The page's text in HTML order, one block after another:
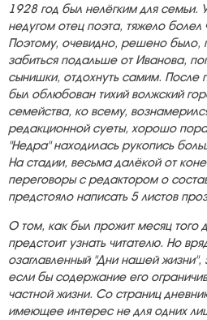
1928 год был нелёгким для семьи.
недугом отец поэта, тяжело болел
Поэтому, очевидно, решено было,
забиться подальше от Иванова,
сынишки, отдохнуть самим. После
был облюбован тихий волжский
семейства, ко всему,
редакционной суеты, хорошо
"Недра" находилась рукопись
На стадии, весьма далёкой от
переговоры с редактором о
предстояло написать 5 листов
О том, как был прожит месяц того
предстоит узнать читателю. Но
озаглавленный "Дни нашей жизни",
если бы содержание его
частной жизни. Со страниц
имеющее интерес не для одних